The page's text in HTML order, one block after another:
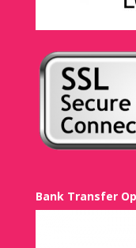
Bank Transfer